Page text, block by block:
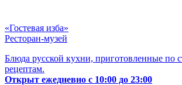
«Гостевая изба»
Ресторан-музей
Блюда русской кухни, приготовленные по
рецептам.
Открыт ежедневно с 10:00 до 23:00